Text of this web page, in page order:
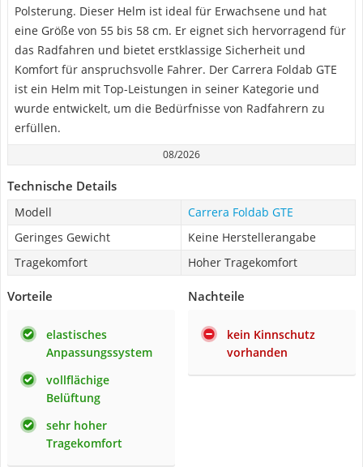
Polsterung. Dieser Helm ist ideal für Erwachsene und hat
eine Größe von 55 bis 58 cm. Er eignet sich hervorragend für
das Radfahren und bietet erstklassige Sicherheit und
Komfort für anspruchsvolle Fahrer. Der Carrera Foldab GTE
ist ein Helm mit Top-Leistungen in seiner Kategorie und
wurde entwickelt, um die Bedürfnisse von Radfahrern zu
erfüllen.
08/2026
Technische Details
Modell
Carrera Foldab GTE
Geringes Gewicht
Keine Herstellerangabe
Tragekomfort
Hoher Tragekomfort
Vorteile
elastisches
Anpassungssystem
vollflächige
Belüftung
sehr hoher
Tragekomfort
Nachteile
kein Kinnschutz
vorhanden